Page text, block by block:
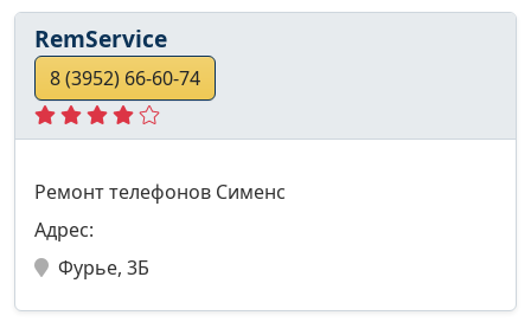
RemService
8 (3952) 66-60-74
Ремонт телефонов Сименс
Адрес:
Фурье, 3Б